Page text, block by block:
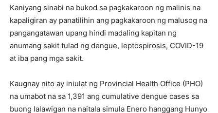
Kaniyang sinabi na bukod sa pagkakaroon ng malinis na
kapaligiran ay panatilihin ang pagkakaroon ng malusog na
pangangatawan upang hindi madaling kapitan ng
anumang sakit tulad ng dengue, leptospirosis, COVID-19
at iba pang mga sakit.
Kaugnay nito ay iniulat ng Provincial Health Office (PHO)
na umabot na sa 1,391 ang cumulative dengue cases sa
buong lalawigan na naitala simula Enero hanggang Hunyo